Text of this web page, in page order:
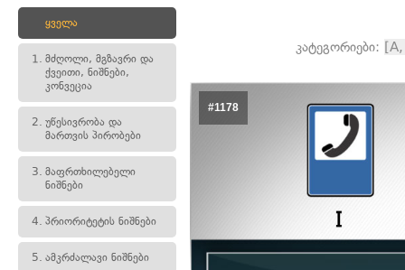
ყველა
1. მძღოლი, მგზავრი და
ქვეითი, ნიშნები,
კონვეცია
2. უწესივრობა და
მართვის პირობები
3. მაფრთხილებელი
ნიშნები
4. პრიორიტეტის ნიშნები
5. ამკრძალავი ნიშნები
კატეგორიები:
#1178